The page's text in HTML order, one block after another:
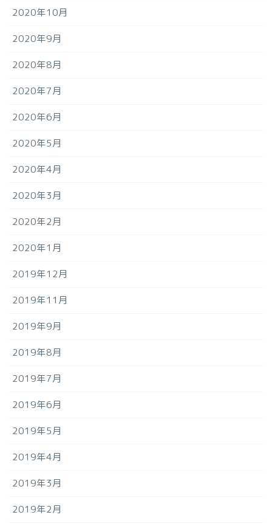
2020年10月
2020年9月
2020年8月
2020年7月
2020年6月
2020年5月
2020年4月
2020年3月
2020年2月
2020年1月
2019年12月
2019年11月
2019年9月
2019年8月
2019年7月
2019年6月
2019年5月
2019年4月
2019年3月
2019年2月